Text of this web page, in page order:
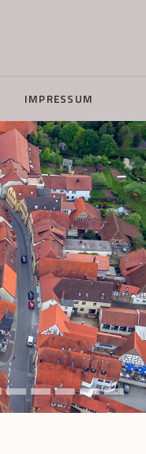
IMPRESSUM